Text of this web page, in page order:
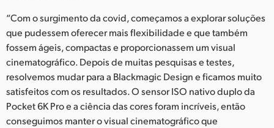
UAE
Ukraine
United Kingdom
United States
“Com o surgimento da covid, começamos a explorar soluções
que pudessem oferecer mais flexibilidade e que também
fossem ágeis, compactas e proporcionassem um visual
cinematográfico. Depois de muitas pesquisas e testes,
resolvemos mudar para a Blackmagic Design e ficamos muito
satisfeitos com os resultados. O sensor ISO nativo duplo da
Pocket 6K Pro e a ciência das cores foram incríveis, então
conseguimos manter o visual cinematográfico que